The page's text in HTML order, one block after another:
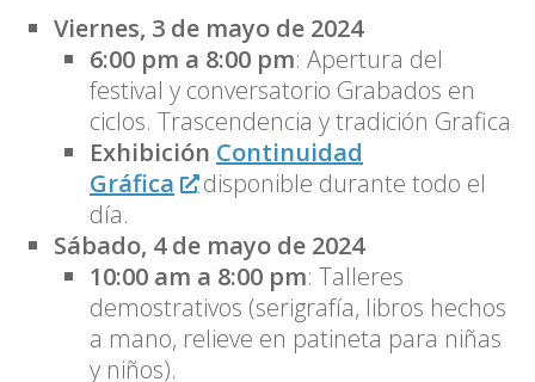
Viernes, 3 de mayo de 2024
6:00 pm a 8:00 pm: Apertura del
festival y conversatorio Grabados en
ciclos. Trascendencia y tradición Grafica
Exhibición Continuidad
Gráfica
disponible durante todo el
día.
Sábado, 4 de mayo de 2024
10:00 am a 8:00 pm: Talleres
demostrativos (serigrafía, libros hechos
a mano, relieve en patineta para niñas
y niños).